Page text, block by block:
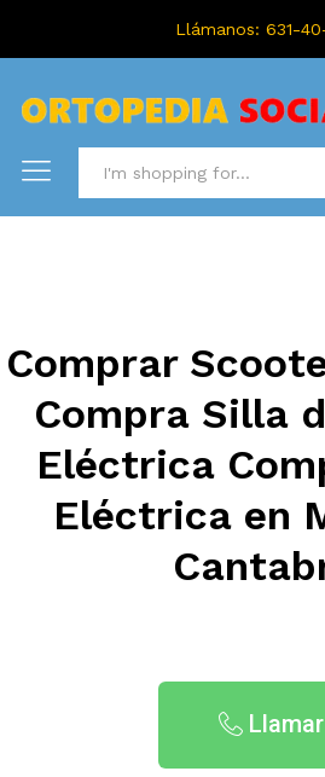
Llámanos: 631-40-
Comprar
Compra Silla
Eléctrica
Eléctrica en
Llamar